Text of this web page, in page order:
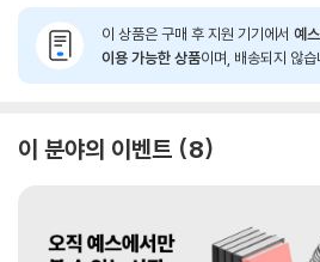
이 상품은 구매 후 지원 기기에서 예
이용 가능한 상품이며, 배송되지 않습
이 분야의 이벤트 8